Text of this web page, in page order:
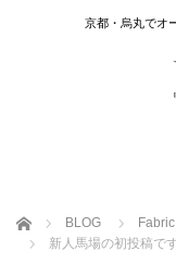
京都・烏丸でオ
ホーム BLOG Fabric
新人馬場の初投稿で